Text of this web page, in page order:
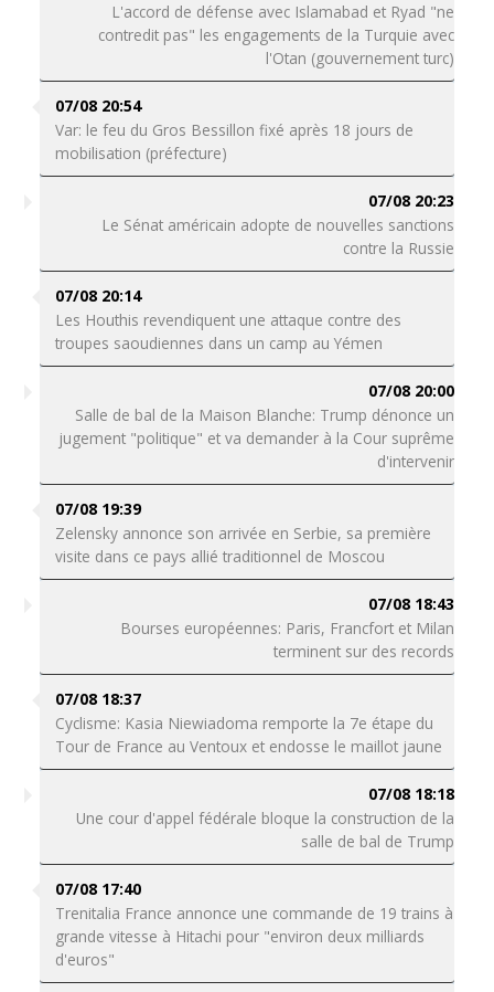
L'accord de défense avec Islamabad et Ryad "ne
contredit pas" les engagements de la Turquie avec
l'Otan (gouvernement turc)
07/08 20:54
Var: le feu du Gros Bessillon fixé après 18 jours de
mobilisation (préfecture)
07/08 20:23
Le Sénat américain adopte de nouvelles sanctions
contre la Russie
07/08 20:14
Les Houthis revendiquent une attaque contre des
troupes saoudiennes dans un camp au Yémen
07/08 20:00
Salle de bal de la Maison Blanche: Trump dénonce un
jugement "politique" et va demander à la Cour suprême
d'intervenir
07/08 19:39
Zelensky annonce son arrivée en Serbie, sa première
visite dans ce pays allié traditionnel de Moscou
07/08 18:43
Bourses européennes: Paris, Francfort et Milan
terminent sur des records
07/08 18:37
Cyclisme: Kasia Niewiadoma remporte la 7e étape du
Tour de France au Ventoux et endosse le maillot jaune
07/08 18:18
Une cour d'appel fédérale bloque la construction de la
salle de bal de Trump
07/08 17:40
Trenitalia France annonce une commande de 19 trains à
grande vitesse à Hitachi pour "environ deux milliards
d'euros"